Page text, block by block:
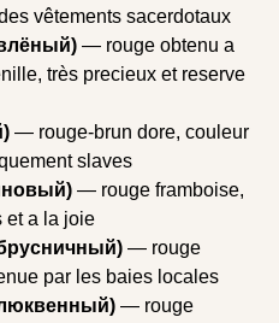
vêtements sacerdotaux
— rouge obtenu a
très precieux et reserve
— rouge-brun dore, couleur
slaves
— rouge framboise,
et a la joie
— rouge
par les baies locales
— rouge